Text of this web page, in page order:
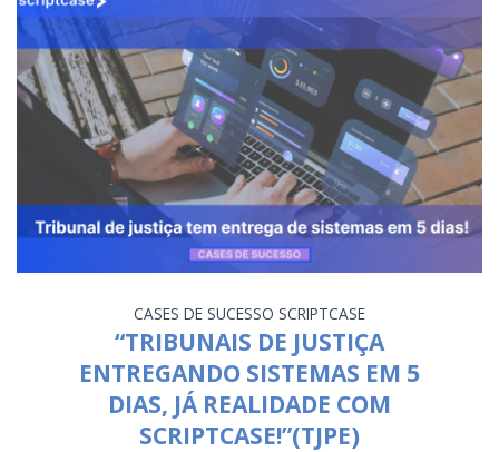
CASES DE SUCESSO SCRIPTCASE
“TRIBUNAIS DE JUSTIÇA
ENTREGANDO SISTEMAS EM 5
DIAS, JÁ REALIDADE COM
SCRIPTCASE!”(TJPE)